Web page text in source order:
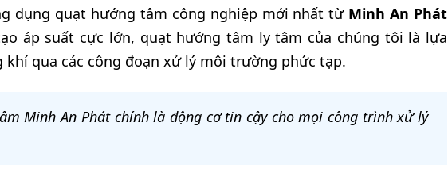
dụng quạt hướng tâm công nghiệp mới nhất từ Minh An Phát
áp suất cực lớn, quạt hướng tâm ly tâm của chúng tôi là lựa
khí qua các công đoạn xử lý môi trường phức tạp.
Minh An Phát chính là động cơ tin cậy cho mọi công trình xử lý